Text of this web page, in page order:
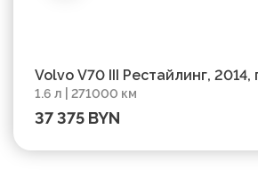
Volvo V70 III Рестайлинг, 2014,
271000 км
1.6 л | 271000 км
37 375 BYN